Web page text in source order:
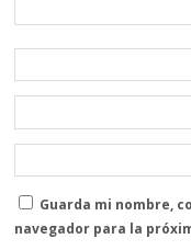
Guarda mi nombre,
navegador para la